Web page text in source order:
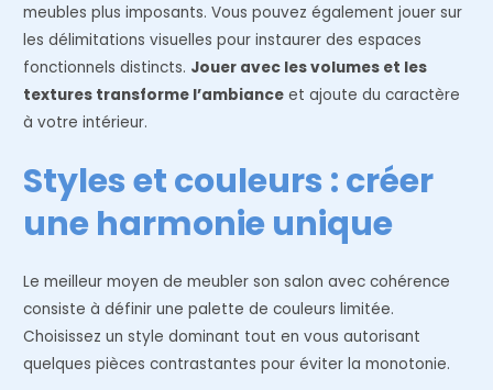
meubles plus imposants. Vous pouvez également jouer sur
les délimitations visuelles pour instaurer des espaces
fonctionnels distincts. Jouer avec les volumes et les
textures transforme l’ambiance et ajoute du caractère
à votre intérieur.
Styles et couleurs : créer
une harmonie unique
Le meilleur moyen de meubler son salon avec cohérence
consiste à définir une palette de couleurs limitée.
Choisissez un style dominant tout en vous autorisant
quelques pièces contrastantes pour éviter la monotonie.